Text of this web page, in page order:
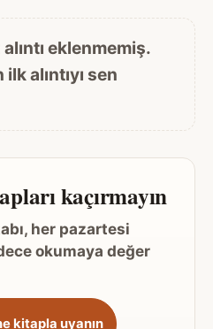
eklenmemiş.
alıntıyı sen
kaçırmayın
her pazartesi
okumaya değer
kitapla uyanın